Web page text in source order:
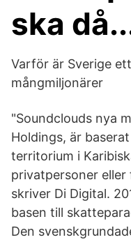
ska
Varför är Sverige
mångmiljonärer
"Soundclouds nya
Holdings, är
territorium i
privatpersoner
skriver Di Digital.
basen till
Den